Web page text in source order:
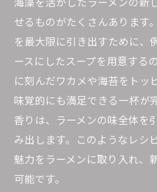
せるものがたくさんあります
を最大限に引き出すために、
ースにしたスープを用意する
に刻んだワカメや海苔をトッ
味覚的にも満足できる一杯が
香りは、ラーメンの味全体を
み出します。このようなレシ
魅力をラーメンに取り入れ、
可能です。